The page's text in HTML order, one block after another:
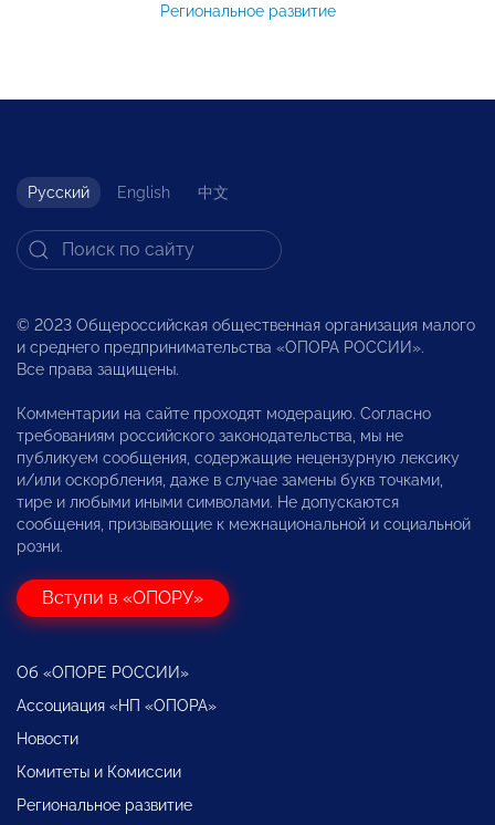
Региональное развитие
Русский English 中文
© 2023 Общероссийская общественная организация малого
и среднего предпринимательства «ОПОРА РОССИИ».
Все права защищены.
Комментарии на сайте проходят модерацию. Согласно
требованиям российского законодательства, мы не
публикуем сообщения, содержащие нецензурную лексику
и/или оскорбления, даже в случае замены букв точками,
тире и любыми иными символами. Не допускаются
сообщения, призывающие к межнациональной и социальной
розни.
Вступи в «ОПОРУ»
Об «ОПОРЕ РОССИИ»
Ассоциация «НП «ОПОРА»
Новости
Комитеты и Комиссии
Региональное развитие